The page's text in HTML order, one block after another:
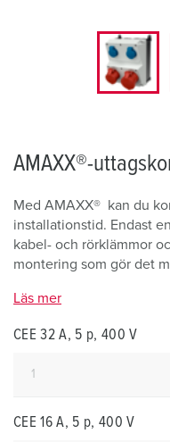
AMAXX®-
Med AMAXX® kan du
installationstid. Endast
kabel- och rörklämmor
montering som gör det
Läs mer
CEE 32 A, 5 p, 400 V
CEE 16 A, 5 p, 400 V